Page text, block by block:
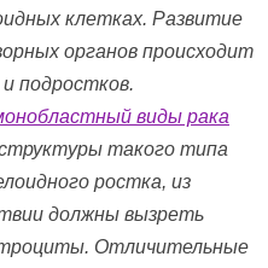
клетках. Развитие
органов происходит
подростков.
виды рака
такого типа
ростка, из
должны вызреть
Отличительные